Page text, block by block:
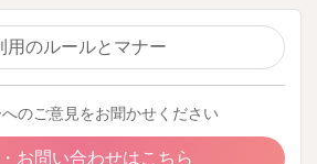
用のルールとマナー
のご意見をお聞かせください
お問い合わせはこちら